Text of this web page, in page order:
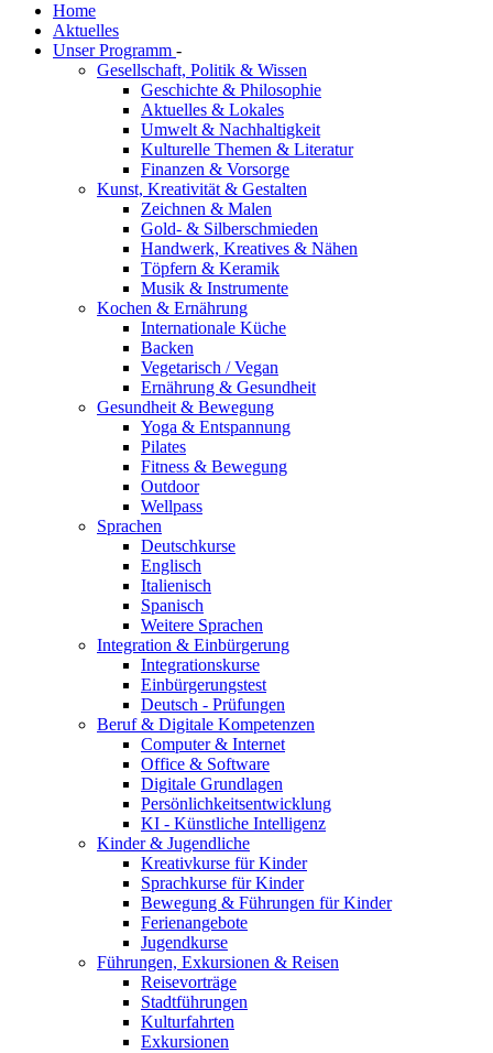
Home
Aktuelles
Unser Programm -
Gesellschaft, Politik & Wissen
Geschichte & Philosophie
Aktuelles & Lokales
Umwelt & Nachhaltigkeit
Kulturelle Themen & Literatur
Finanzen & Vorsorge
Kunst, Kreativität & Gestalten
Zeichnen & Malen
Gold- & Silberschmieden
Handwerk, Kreatives & Nähen
Töpfern & Keramik
Musik & Instrumente
Kochen & Ernährung
Internationale Küche
Backen
Vegetarisch / Vegan
Ernährung & Gesundheit
Gesundheit & Bewegung
Yoga & Entspannung
Pilates
Fitness & Bewegung
Outdoor
Wellpass
Sprachen
Deutschkurse
Englisch
Italienisch
Spanisch
Weitere Sprachen
Integration & Einbürgerung
Integrationskurse
Einbürgerungstest
Deutsch - Prüfungen
Beruf & Digitale Kompetenzen
Computer & Internet
Office & Software
Digitale Grundlagen
Persönlichkeitsentwicklung
KI - Künstliche Intelligenz
Kinder & Jugendliche
Kreativkurse für Kinder
Sprachkurse für Kinder
Bewegung & Führungen für Kinder
Ferienangebote
Jugendkurse
Führungen, Exkursionen & Reisen
Reisevorträge
Stadtführungen
Kulturfahrten
Exkursionen